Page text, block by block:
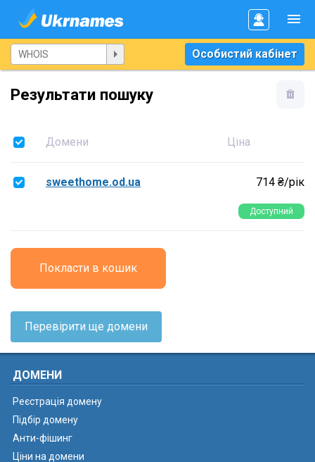
Особистий кабінет
Результати пошуку
Домени Ціна
sweethome.od.ua 714 ₴/рік
Доступний
Покласти в кошик
Перевірити ще домени
ДОМЕНИ
Реєстрація домену
Підбір домену
Анти-фішинг
Ціни на домени